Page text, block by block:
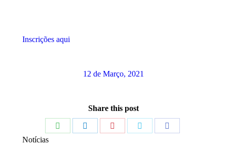
Inscrições aqui
12 de Março, 2021
Share this post
Notícias